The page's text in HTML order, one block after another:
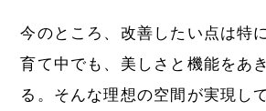
今のところ、改善したい点は特
育て中でも、美しさと機能をあ
る。そんな理想の空間が実現し